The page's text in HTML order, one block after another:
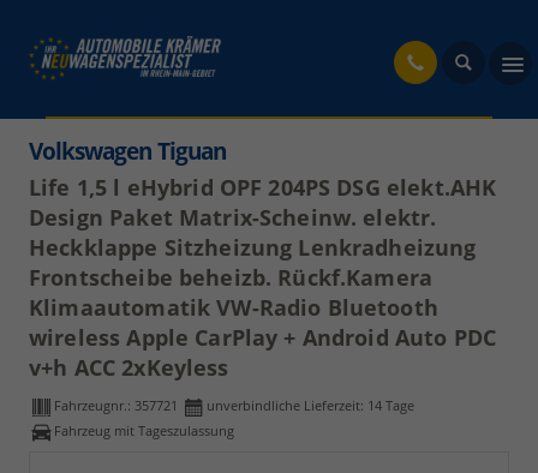
Volkswagen Tiguan
Life 1,5 l eHybrid OPF 204PS DSG elekt.AHK
Design Paket Matrix-Scheinw. elektr.
Heckklappe Sitzheizung Lenkradheizung
Frontscheibe beheizb. Rückf.Kamera
Klimaautomatik VW-Radio Bluetooth
wireless Apple CarPlay + Android Auto PDC
v+h ACC 2xKeyless
Fahrzeugnr.: 357721 unverbindliche Lieferzeit: 14 Tage
Fahrzeug mit Tageszulassung